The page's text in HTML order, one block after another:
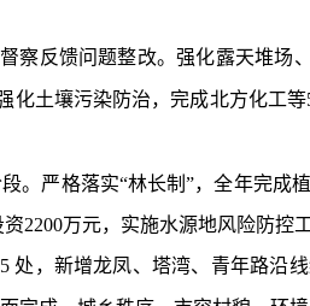
察反馈问题整改。强化露天堆场
化土壤污染防治，完成北方化工等
。严格落实“林长制”，全年完成
资2200万元，实施水源地风险防控
5 处，新增龙凤、塔湾、 青年路沿